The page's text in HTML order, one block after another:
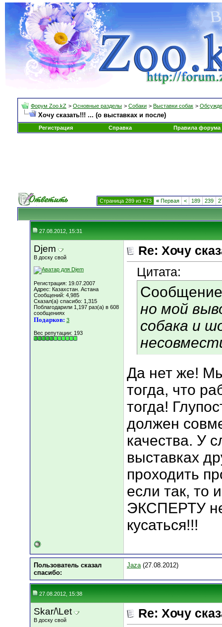
Форум Zoo.kZ > Основные разделы > Собаки > Выставки собак >
Хочу сказать!!! ... (о выставках и после)
Регистрация Справка Правила форума
Страница 289 из 473 « Первая < 189 239
27.08.2012, 15:31
Djem
В доску свой
Регистрация: 19.07.2007
Адрес: Казахстан. Астана
Сообщений: 4,985
Сказал(а) спасибо: 1,315
Поблагодарили 1,197 раз(а) в 608
сообщениях
Подарков: 3
Вес репутации: 193
Re: Хочу
Цитата:
но мой
собака и
Да нет же!
тогда, что
тогда!
должен
качества. У
выставках
проходить
если так,
ЭКСПЕРТУ
кусаться!!!
Пользователь сказал
cпасибо:
Jaza(27.08.2012)
27.08.2012, 15:38
Skar/\Let
В доску свой
Re: Хочу